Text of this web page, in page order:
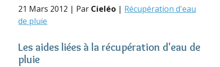
21 Mars 2012 | Par Cieléo | Récupération d'eau
de pluie
Les aides liées à la récupération d'eau de
pluie